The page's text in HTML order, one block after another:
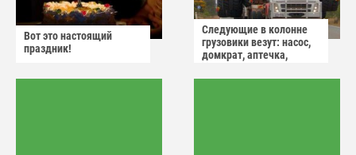
Вот это настоящий
праздник!
Следующие в колонне
грузовики везут: насос,
домкрат, аптечка,